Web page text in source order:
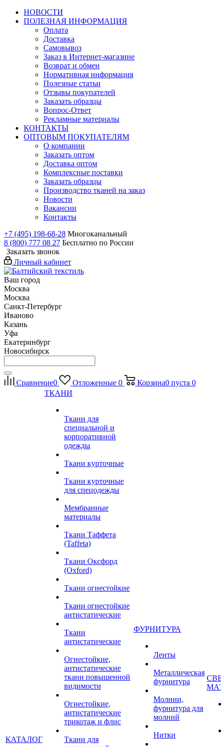
НОВОСТИ
ПОЛЕЗНАЯ ИНФОРМАЦИЯ
Оплата
Доставка
Самовывоз
Заказ в Интернет-магазине
Возврат и обмен
Нормативная информация
Полезные статьи
Отзывы покупателей
Заказать образцы
Вопрос-Ответ
Рекламные материалы
КОНТАКТЫ
ОПТОВЫМ ПОКУПАТЕЛЯМ
О компании
Заказать оптом
Доставка оптом
Комплексные поставки
Заказать образцы
Производство тканей на заказ
Новости
Вакансии
Контакты
+7 (495) 198-68-28 Многоканальный
8 (800) 777 08 27 Бесплатно по России
Заказать звонок
Личный кабинет
Ваш город
Москва
Москва
Санкт-Петербург
Иваново
Казань
Уфа
Екатеринбург
Новосибирск
Сравнение0 Отложенные 0 Корзина0 пуста 0
КАТАЛОГ
ТКАНИ
Ткани для
специальной и
корпоративной
одежды
Ткани курточные
Ткани курточные
для спецодежды
Мембранные
материалы
Ткани Таффета
(Taffeta)
Ткани Оксфорд
(Oxford)
Ткани огнестойкие
Ткани огнестойкие
антистатические
Ткани
антистатические
Огнестойкие,
антистатические
ткани повышенной
видимости
Огнестойкие,
антистатические
трикотаж и флис
Ткани для
ФУРНИТУРА
Ленты
Металлическая
фурнитура
Молнии,
фурнитура для
молний
Нитки